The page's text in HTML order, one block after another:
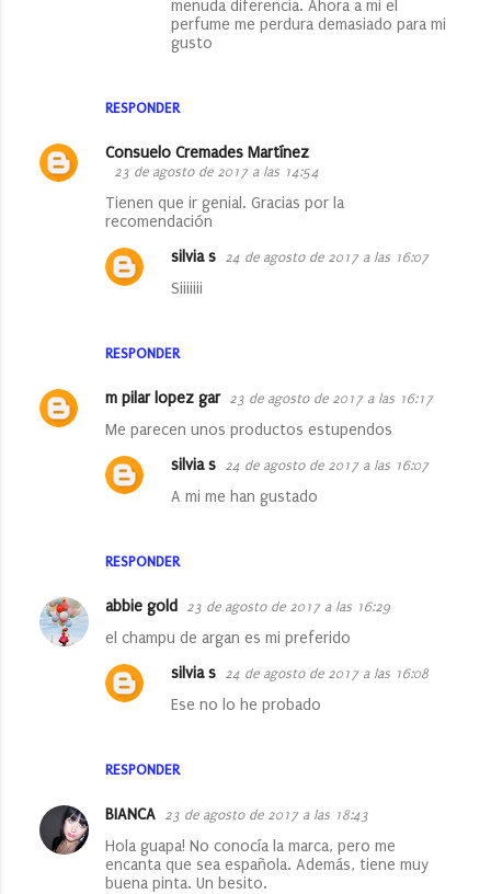
RESPONDER
menuda diferencia. Ahora a mi el
perfume me perdura demasiado para mi
gusto
Consuelo Cremades Martínez
23 de agosto de 2017 a las 14:54
Tienen que ir genial. Gracias por la
recomendación
RESPONDER
silvia s 24 de agosto de 2017 a las 16:07
Siiiiiii
m pilar lopez gar 23 de agosto de 2017 a las 16:17
Me parecen unos productos estupendos
RESPONDER
silvia s 24 de agosto de 2017 a las 16:07
A mi me han gustado
abbie gold 23 de agosto de 2017 a las 16:29
el champu de argan es mi preferido
RESPONDER
silvia s 24 de agosto de 2017 a las 16:08
Ese no lo he probado
BIANCA 23 de agosto de 2017 a las 18:43
Hola guapa! No conocía la marca, pero me
encanta que sea española. Además, tiene muy
buena pinta. Un besito.